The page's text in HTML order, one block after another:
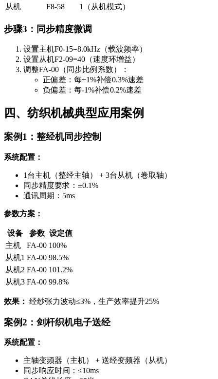
从机
F8-58 1（从机模式）
步骤3：同步精度微调
设置主机F0-15=8.0kHz （载波频率）
设置从机F2-09=40 （速度环增益）
调整FA-00 （同步比例系数）：
正偏差：每+1%补偿0.3%速差
负偏差：每-1%补偿0.2%速差
四、纺织机械典型应用案例
案例1：整经机同步控制
系统配置：
1台主机（整经主轴） + 3台从机（卷取轴）
同步精度要求：±0.1%
通讯周期：5ms
参数方案：
设备 参数 设定值
主机
FA-00 100%
从机1 FA-00 98.5%
从机2 FA-00 101.2%
从机3 FA-00 99.8%
效果： 经纱张力波动≤3%，生产效率提升25%
案例2：剑杆织机电子送经
系统配置：
主轴变频器（主机） + 送经变频器（从机）
同步响应时间：≤10ms